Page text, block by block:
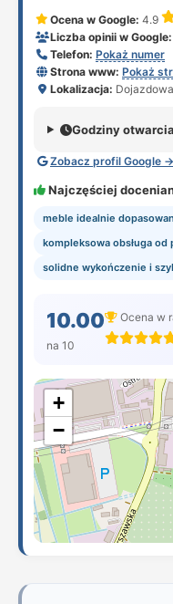
Ocena w Google: 4.9
Liczba opinii w Google:
Telefon: Pokaż numer
Strona www: Pokaż
Lokalizacja:
Godziny otwarcia
Zobacz profil Google →
Najczęściej
meble idealnie
kompleksowa obsługa
solidne wykończenie i
10.00
na 10
Ocena w
+
−